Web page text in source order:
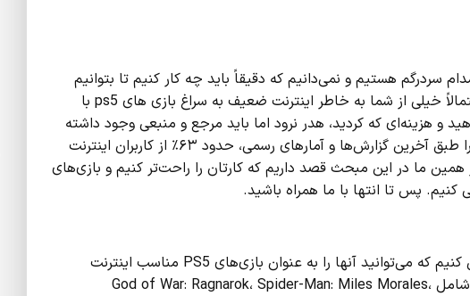
هستیم و نمی‌دانیم که دقیقاً باید چه کار کنیم تا بتوانیم
حداکثر استفاده را از دستگاه‌هایی مانند پلی استیشن داشته باشیم. احتمالاً خیلی از شما به خاطر اینترنت ضعیف به سراغ بازی های ps5 با
و هزینه‌ای که کردید، هدر نرود اما باید مرجع و منبعی وجود داشته
باشد که بازی‌های PS5 مناسب اینترنت ضعیف را به شما معرفی کند، زیرا طبق آخرین گزارش‌ها و آمارهای رسمی، حدود ۶۳٪ از کاربران اینترنت
در ثانیه دارند. به خاطر همین ما در این مبحث قصد داریم که کارتان را راحت‌تر کنیم و بازی‌های
برای اینکه کارتان را راحت‌تر کنیم، قصد داریم بازی‌هایی را به شما معرفی کنیم که می‌توانید آنها را به عنوان بازی‌های PS5 مناسب اینترنت
ضعیف دانلود کرده یا خریداری کنید و از آنها استفاده کنید. این بازی‌ها شامل God of War: Ragnarok، Spider-Man: Miles Morales،